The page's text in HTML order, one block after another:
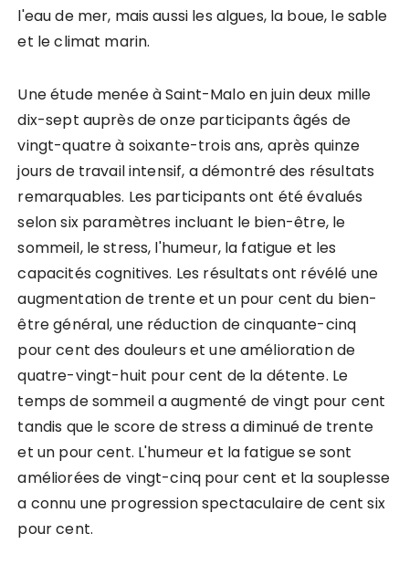
l'eau de mer, mais aussi les algues, la boue, le sable
et le climat marin.
Une étude menée à Saint-Malo en juin deux mille
dix-sept auprès de onze participants âgés de
vingt-quatre à soixante-trois ans, après quinze
jours de travail intensif, a démontré des résultats
remarquables. Les participants ont été évalués
selon six paramètres incluant le bien-être, le
sommeil, le stress, l'humeur, la fatigue et les
capacités cognitives. Les résultats ont révélé une
augmentation de trente et un pour cent du bien-
être général, une réduction de cinquante-cinq
pour cent des douleurs et une amélioration de
quatre-vingt-huit pour cent de la détente. Le
temps de sommeil a augmenté de vingt pour cent
tandis que le score de stress a diminué de trente
et un pour cent. L'humeur et la fatigue se sont
améliorées de vingt-cinq pour cent et la souplesse
a connu une progression spectaculaire de cent six
pour cent.